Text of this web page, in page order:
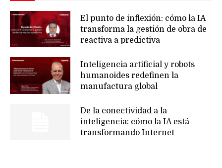
El punto de inflexión: cómo la IA
transforma la gestión de obra de
reactiva a predictiva
Inteligencia artificial y robots
humanoides redefinen la
manufactura global
De la conectividad a la
inteligencia: cómo la IA está
transformando Internet